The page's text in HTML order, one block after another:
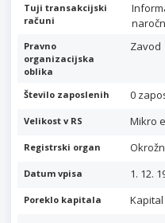
Tuji transakcijski
računi
Pravno
organizacijska
oblika
Zavod
Število zaposlenih 0
Velikost v RS Mikro
Registrski organ
Datum vpisa 1. 12.
Poreklo kapitala